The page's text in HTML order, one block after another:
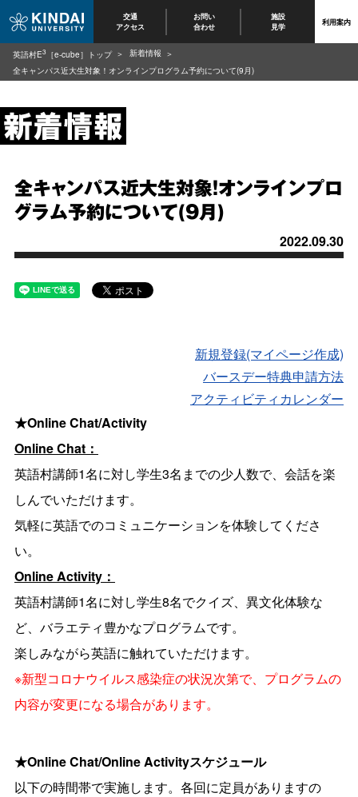
交通
アクセス
お問い
合わせ
施設
見学 利用案内
全キャンパス近大生対象！オンラインプロ
グラム予約について(9月)
2022.09.30
新規登録(マイページ作成)
バースデー特典申請方法
アクティビティカレンダー
★Online Chat/Activity
Online Chat：
英語村講師1名に対し学生3名までの少人数で、会話を楽
しんでいただけます。
気軽に英語でのコミュニケーションを体験してくださ
い。
Online Activity：
英語村講師1名に対し学生8名でクイズ、異文化体験な
ど、バラエティ豊かなプログラムです。
楽しみながら英語に触れていただけます。
※新型コロナウイルス感染症の状況次第で、プログラムの
内容が変更になる場合があります。
★Online Chat/Online Activityスケジュール
以下の時間帯で実施します。各回に定員がありますの
英語村E3 ［e-cube］トップ
新着情報
全キャンパス近大生対象！オンラインプログラム予約について(9月)